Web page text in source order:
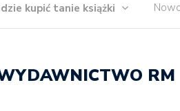
kupić tanie książki
RM